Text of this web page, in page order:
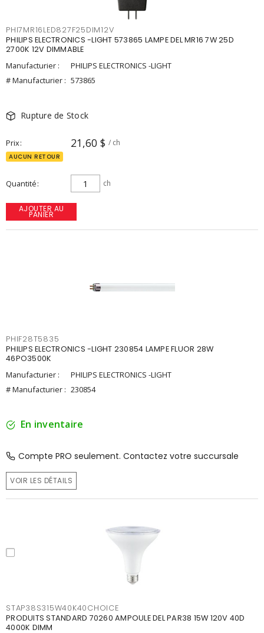
PHI7MR16LED827F25DIM12V
PHILIPS ELECTRONICS -LIGHT 573865 LAMPE DEL MR16 7W 25D
2700K 12V DIMMABLE
Manufacturier :
PHILIPS ELECTRONICS -LIGHT
# Manufacturier : 573865
Rupture de Stock
Prix 21,60 $ / ch
AUCUN RETOUR
Quantité ch
AJOUTER AU
PANIER
PHIF28T5835
PHILIPS ELECTRONICS -LIGHT 230854 LAMPE FLUOR 28W
46PO3500K
Manufacturier :
PHILIPS ELECTRONICS -LIGHT
# Manufacturier : 230854
En inventaire
Compte PRO seulement. Contactez votre succursale
VOIR LES DÉTAILS
STAP38S315W40K40CHOICE
PRODUITS STANDARD 70260 AMPOULE DEL PAR38 15W 120V 40D
4000K DIMM